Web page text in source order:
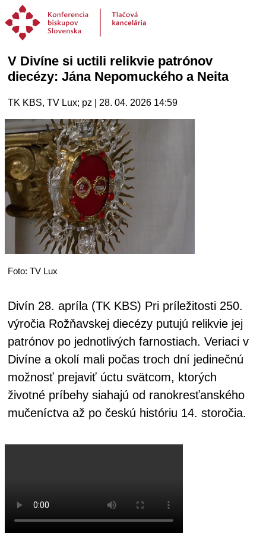
V Divíne si uctili relikvie patrónov
diecézy: Jána Nepomuckého a Neita
TK KBS, TV Lux; pz | 28. 04. 2026 14:59
Foto: TV Lux
Divín 28. apríla (TK KBS) Pri príležitosti 250.
výročia Rožňavskej diecézy putujú relikvie jej
patrónov po jednotlivých farnostiach. Veriaci v
Divíne a okolí mali počas troch dní jedinečnú
možnosť prejaviť úctu svätcom, ktorých
životné príbehy siahajú od ranokresťanského
mučeníctva až po českú históriu 14. storočia.